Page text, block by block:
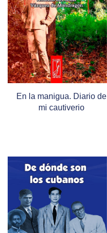
En la manigua. Diario de
mi cautiverio